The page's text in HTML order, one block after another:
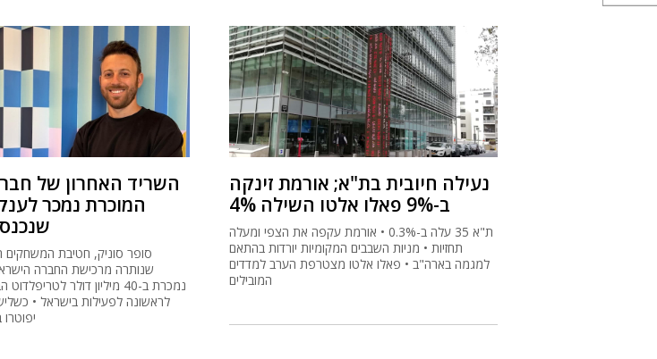
השריד האחרון של
המוכרת נמכר
סופר סוניק, חטיבת המשחקים
שנותרה מרכישת החברה
נמכרת ב-40 מיליון דולר
לראשונה לפעילות בישראל •
נעילה חיובית בת"א; אורמת זינקה
ב-9% פאלו אלטו השילה 4%
ת"א 35 עלה ב-0.3% • אורמת עקפה את הצפי ומעלה
תחזיות • מניות השבבים המקומיות יורדות בהתאם
למגמה בארה"ב • פאלו אלטו מצטרפת הערב למדדים
המובילים